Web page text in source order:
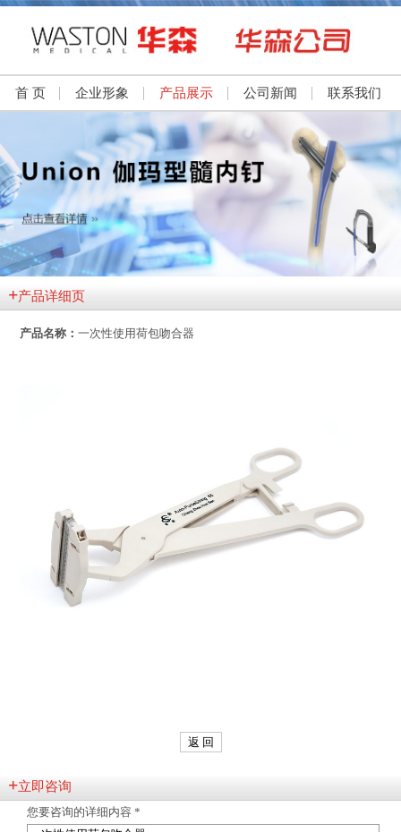
首 页 企业形象 产品展示 公司新闻 联系我们
+产品详细页
产品名称：一次性使用荷包吻合器
返 回
+立即咨询
您要咨询的详细内容 *